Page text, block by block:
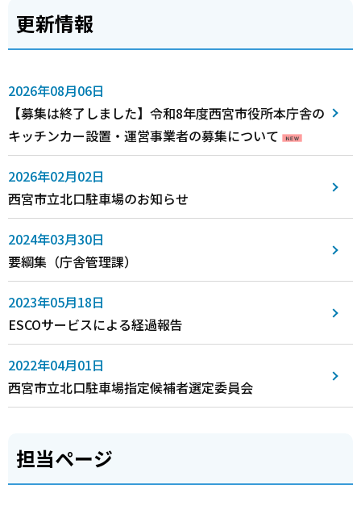
更新情報
2026年08月06日
【募集は終了しました】令和8年度西宮市役所本庁舎の
キッチンカー設置・運営事業者の募集について
2026年02月02日
西宮市立北口駐車場のお知らせ
2024年03月30日
要綱集（庁舎管理課）
2023年05月18日
ESCOサービスによる経過報告
2022年04月01日
西宮市立北口駐車場指定候補者選定委員会
担当ページ